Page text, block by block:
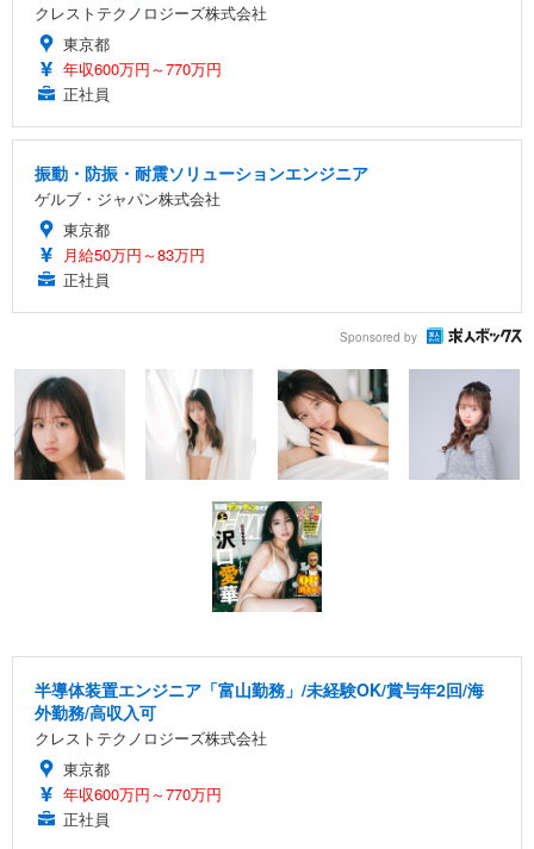
クレストテクノロジーズ株式会社
東京都
年収600万円～770万円
正社員
振動・防振・耐震ソリューションエンジニア
ゲルブ・ジャパン株式会社
東京都
月給50万円～83万円
正社員
Sponsored by
半導体装置エンジニア「富山勤務」/未経験OK/賞与年2回/海
外勤務/高収入可
クレストテクノロジーズ株式会社
東京都
年収600万円～770万円
正社員